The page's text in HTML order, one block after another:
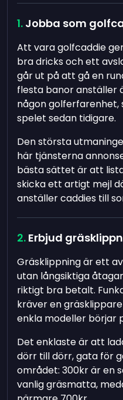
Jobba som
Att vara golfcaddie
bra dricks och ett
går ut på att gå en
flesta banor anställer
någon golferfarenhet,
spelet sedan tidigare.
Den största
här tjänsterna
bästa sättet är att
skicka ett artigt mejl
anställer caddies till
Erbjud
Gräsklippning är ett
utan långsiktiga
riktigt bra betalt.
kräver en
enkla modeller börjar
Det enklaste är att
dörr till dörr, gata för
området:300krär en
vanlig gräsmatta,